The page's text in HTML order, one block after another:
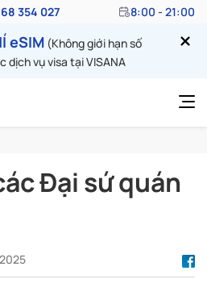
354 027 8:00 - 21:00
eSIM (Không giới hạn số
dịch vụ visa tại VISANA
Đại sứ quán